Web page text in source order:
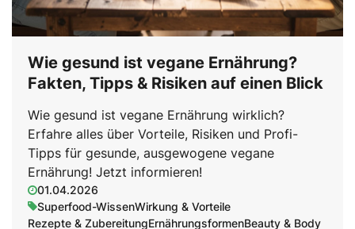
Wie gesund ist vegane Ernährung?
Fakten, Tipps & Risiken auf einen Blick
Wie gesund ist vegane Ernährung wirklich?
Erfahre alles über Vorteile, Risiken und Profi-
Tipps für gesunde, ausgewogene vegane
Ernährung! Jetzt informieren!
01.04.2026
Superfood-WissenWirkung & Vorteile
Rezepte & ZubereitungErnährungsformenBeauty & Body